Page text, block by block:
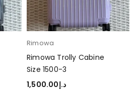
Rimowa
Rimowa Trolly Cabine
Size 1500-3
د.إ1,500.00